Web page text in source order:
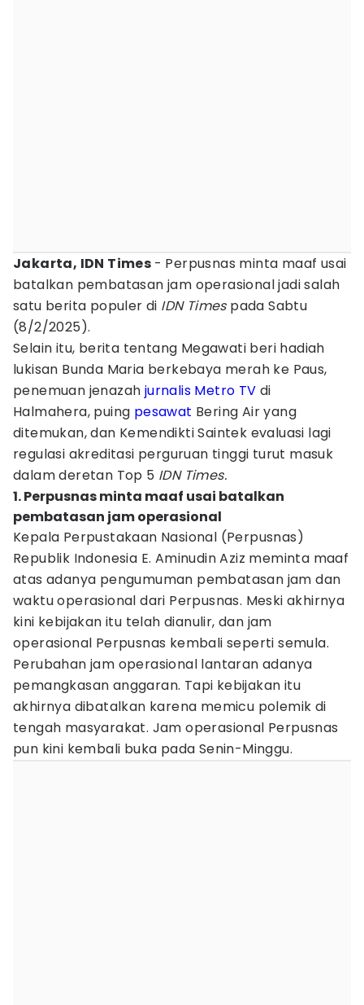
Jakarta, IDN Times - Perpusnas minta maaf usai
batalkan pembatasan jam operasional jadi salah
satu berita populer di IDN Times pada Sabtu
(8/2/2025).
Selain itu, berita tentang Megawati beri hadiah
lukisan Bunda Maria berkebaya merah ke Paus,
penemuan jenazah jurnalis Metro TV di
Halmahera, puing pesawat Bering Air yang
ditemukan, dan Kemendikti Saintek evaluasi lagi
regulasi akreditasi perguruan tinggi turut masuk
dalam deretan Top 5 IDN Times.
1. Perpusnas minta maaf usai batalkan
pembatasan jam operasional
Kepala Perpustakaan Nasional (Perpusnas)
Republik Indonesia E. Aminudin Aziz meminta maaf
atas adanya pengumuman pembatasan jam dan
waktu operasional dari Perpusnas. Meski akhirnya
kini kebijakan itu telah dianulir, dan jam
operasional Perpusnas kembali seperti semula.
Perubahan jam operasional lantaran adanya
pemangkasan anggaran. Tapi kebijakan itu
akhirnya dibatalkan karena memicu polemik di
tengah masyarakat. Jam operasional Perpusnas
pun kini kembali buka pada Senin-Minggu.